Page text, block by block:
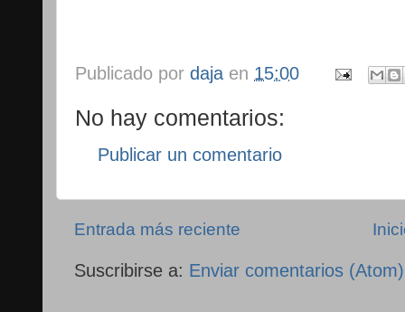
Publicado por daja en 15:00
No hay comentarios:
Publicar un comentario
Entrada más reciente
Suscribirse a: Enviar comentarios (Atom)